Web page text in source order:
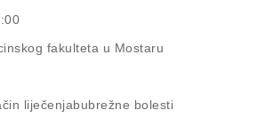
fakulteta u Mostaru
liječenjabubrežne bolesti